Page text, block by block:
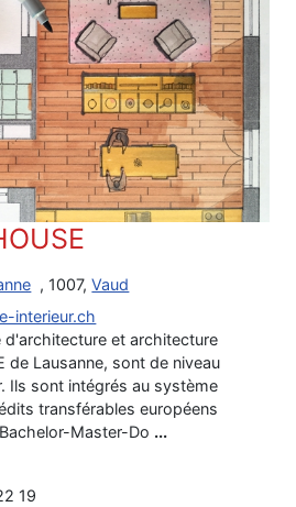
, 1007,Vaud
interieur.ch
d'architecture et architecture
de Lausanne, sont de niveau
Ils sont intégrés au système
transférables européens
Master-Do ...
19